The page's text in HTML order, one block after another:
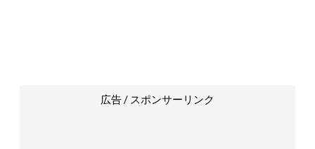
広告 / スポンサーリンク